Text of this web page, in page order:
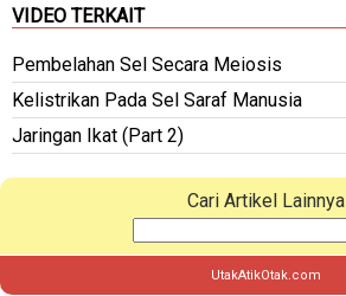
VIDEO TERKAIT
Pembelahan Sel Secara Meiosis
Kelistrikan Pada Sel Saraf Manusia
Jaringan Ikat (Part 2)
Cari Artikel Lainnya
UtakAtikOtak.com